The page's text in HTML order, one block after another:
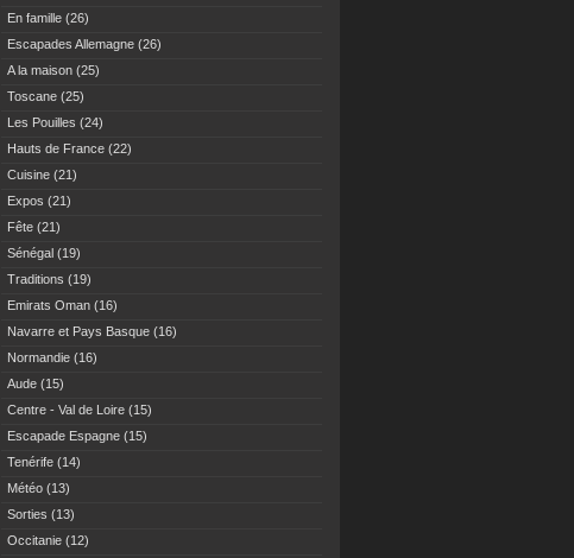
En famille (26)
Escapades Allemagne (26)
A la maison (25)
Toscane (25)
Les Pouilles (24)
Hauts de France (22)
Cuisine (21)
Expos (21)
Fête (21)
Sénégal (19)
Traditions (19)
Emirats Oman (16)
Navarre et Pays Basque (16)
Normandie (16)
Aude (15)
Centre - Val de Loire (15)
Escapade Espagne (15)
Tenérife (14)
Météo (13)
Sorties (13)
Occitanie (12)